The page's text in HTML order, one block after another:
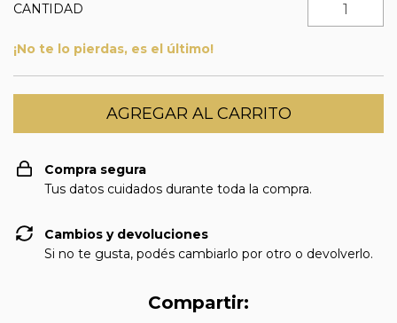
CANTIDAD
¡No te lo pierdas, es el último!
Compra segura
Tus datos cuidados durante toda la compra.
Cambios y devoluciones
Si no te gusta, podés cambiarlo por otro o devolverlo.
Compartir: